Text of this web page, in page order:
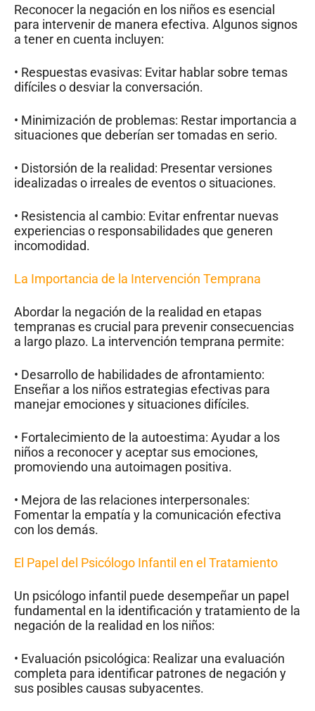
Reconocer la negación en los niños es esencial
para intervenir de manera efectiva. Algunos signos
a tener en cuenta incluyen:
• Respuestas evasivas: Evitar hablar sobre temas
difíciles o desviar la conversación.
• Minimización de problemas: Restar importancia a
situaciones que deberían ser tomadas en serio.
• Distorsión de la realidad: Presentar versiones
idealizadas o irreales de eventos o situaciones.
• Resistencia al cambio: Evitar enfrentar nuevas
experiencias o responsabilidades que generen
incomodidad.
La Importancia de la Intervención Temprana
Abordar la negación de la realidad en etapas
tempranas es crucial para prevenir consecuencias
a largo plazo. La intervención temprana permite:
• Desarrollo de habilidades de afrontamiento:
Enseñar a los niños estrategias efectivas para
manejar emociones y situaciones difíciles.
• Fortalecimiento de la autoestima: Ayudar a los
niños a reconocer y aceptar sus emociones,
promoviendo una autoimagen positiva.
• Mejora de las relaciones interpersonales:
Fomentar la empatía y la comunicación efectiva
con los demás.
El Papel del Psicólogo Infantil en el Tratamiento
Un psicólogo infantil puede desempeñar un papel
fundamental en la identificación y tratamiento de la
negación de la realidad en los niños:
• Evaluación psicológica: Realizar una evaluación
completa para identificar patrones de negación y
sus posibles causas subyacentes.